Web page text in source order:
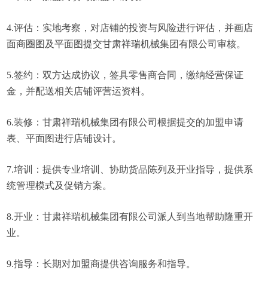
4.评估：实地考察，对店铺的投资与风险进行评估，并画店
面商圈图及平面图提交甘肃祥瑞机械集团有限公司审核。
5.签约：双方达成协议，签具零售商合同，缴纳经营保证
金，并配送相关店铺评营运资料。
6.装修：甘肃祥瑞机械集团有限公司根据提交的加盟申请
表、平面图进行店铺设计。
7.培训：提供专业培训、协助货品陈列及开业指导，提供系
统管理模式及促销方案。
8.开业：甘肃祥瑞机械集团有限公司派人到当地帮助隆重开
业。
9.指导：长期对加盟商提供咨询服务和指导。